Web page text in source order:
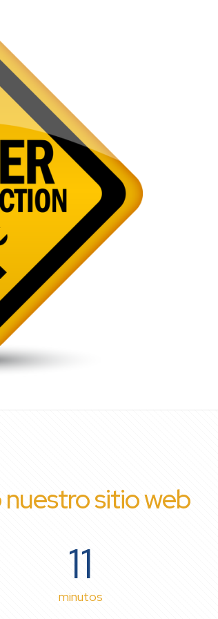
sitio web
11
minutos